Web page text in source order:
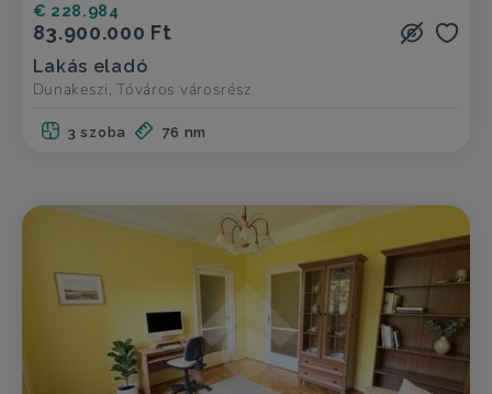
€ 228.984
83.900.000 Ft
Lakás eladó
Dunakeszi, Tóváros városrész
3 szoba 76 nm